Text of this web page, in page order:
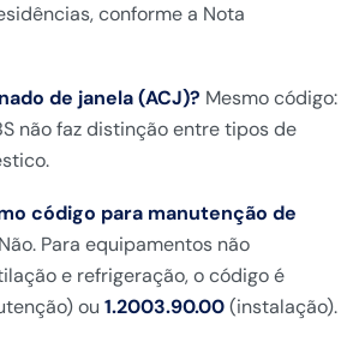
conforme a Nota
de janela (ACJ)? Mesmo código:
não faz distinção entre tipos de
código para manutenção de
Não. Para equipamentos não
e refrigeração, o código é
ou 1.2003.90.00(instalação).